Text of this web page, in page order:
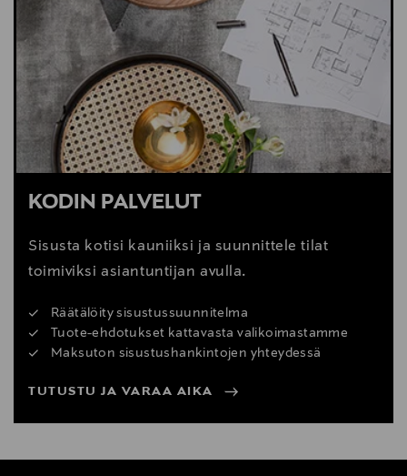
Italy
Digitaalinen osoite
info@calligaris.net
KODIN PALVELUT
Sisusta kotisi kauniiksi ja suunnittele tilat
toimiviksi asiantuntijan avulla.
Räätälöity sisustussuunnitelma
Tuote-ehdotukset kattavasta valikoimastamme
Maksuton sisustushankintojen yhteydessä
TUTUSTU JA VARAA AIKA